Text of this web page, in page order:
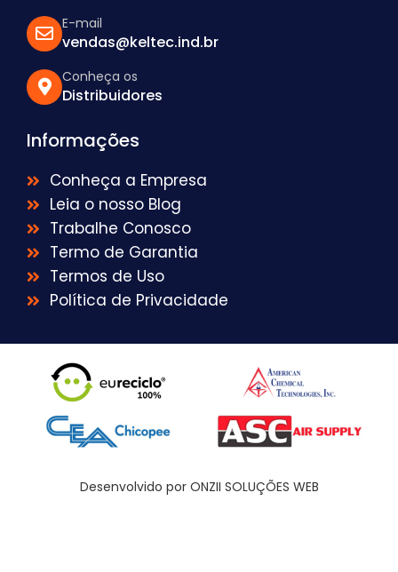
E-mail
vendas@keltec.ind.br
Conheça os
Distribuidores
Informações
Conheça a Empresa
Leia o nosso Blog
Trabalhe Conosco
Termo de Garantia
Termos de Uso
Política de Privacidade
Desenvolvido por ONZII SOLUÇÕES WEB